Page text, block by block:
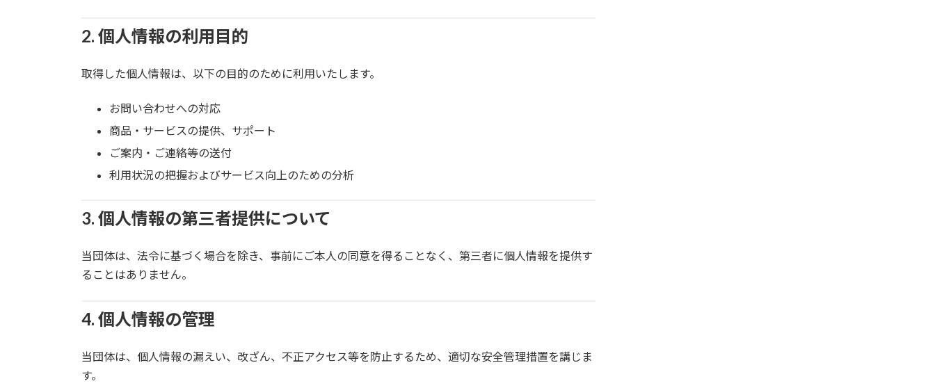
2. 個人情報の利用目的
取得した個人情報は、以下の目的のために利用いたします。
お問い合わせへの対応
商品・サービスの提供、サポート
ご案内・ご連絡等の送付
利用状況の把握およびサービス向上のための分析
3. 個人情報の第三者提供について
当団体は、法令に基づく場合を除き、事前にご本人の同意を得ることなく、第三者に個人情報を提供す
ることはありません。
4. 個人情報の管理
当団体は、個人情報の漏えい、改ざん、不正アクセス等を防止するため、適切な安全管理措置を講じま
す。